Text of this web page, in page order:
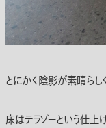
とにかく陰影が素晴らし
床はテラゾーという仕上